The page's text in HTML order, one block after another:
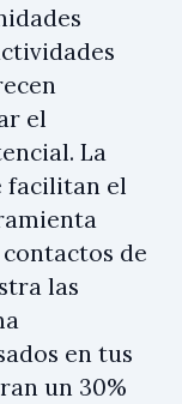
el
La
facilitan el
de
las
en tus
un 30%